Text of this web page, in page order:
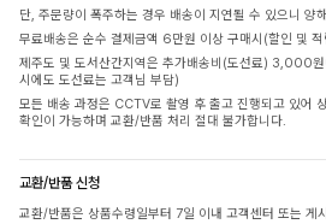
단, 주문량이 폭주하는 경우 배송이 지연될 수 있으니 양
무료배송은 순수 결제금액 6만원 이상 구매시(할인 및
제주도 및 도서산간지역은 추가배송비(도선료) 3,000
시에도 도선료는 고객님 부담)
모든 배송 과정은 CCTV로 촬영 후 출고 진행되고 있어
확인이 가능하며 교환/반품 처리 절대 불가합니다.
교환/반품 신청
교환/반품은 상품수령일부터 7일 이내 고객센터 또는 게